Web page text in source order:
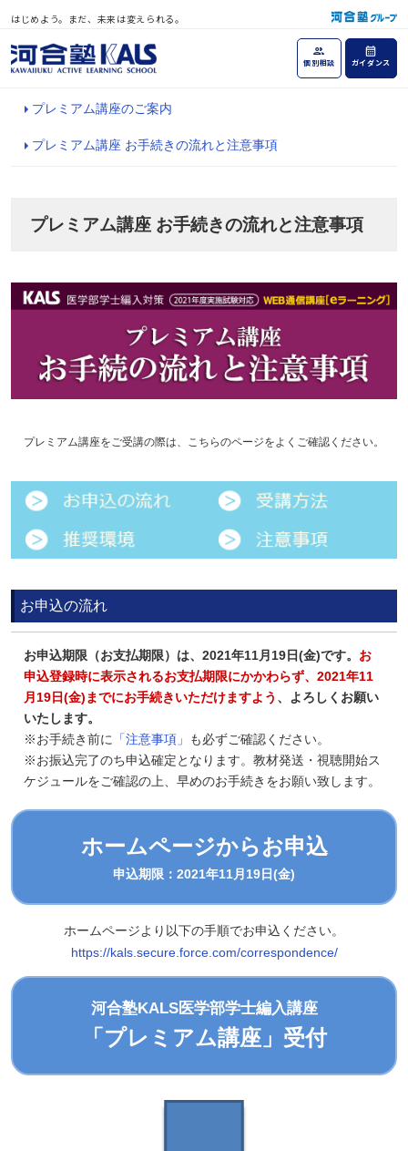
はじめよう。まだ、未来は変えられる。
個別相談 ガイダンス
プレミアム講座のご案内
プレミアム講座 お手続きの流れと注意事項
プレミアム講座 お手続きの流れと注意事項
プレミアム講座をご受講の際は、こちらのページをよくご確認ください。
お申込の流れ
お申込期限（お支払期限）は、2021年11月19日(金)です。 お
申込登録時に表示されるお支払期限にかかわらず、2021年11
月19日(金)までにお手続きいただけますよう 、よろしくお願い
いたします。
※お手続き前に
「注意事項」
も必ずご確認ください。
※お振込完了のち申込確定となります。教材発送・視聴開始ス
ケジュールをご確認の上、早めのお手続きをお願い致します。
ホームページからお申込
申込期限：2021年11月19日(金)
ホームページより以下の手順でお申込ください。
https://kals.secure.force.com/correspondence/
河合塾KALS医学部学士編入講座
「プレミアム講座」受付